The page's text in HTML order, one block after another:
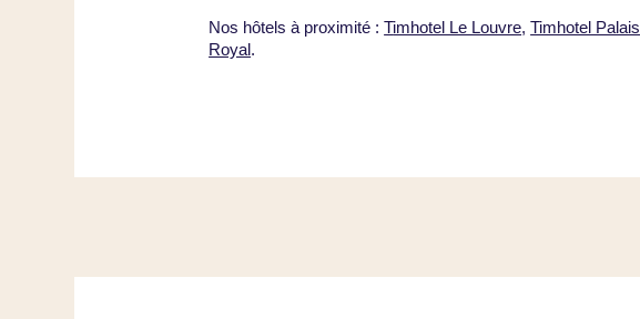
Nos hôtels à proximité :Timhotel Le Louvre,Timhotel Palais
Royal.